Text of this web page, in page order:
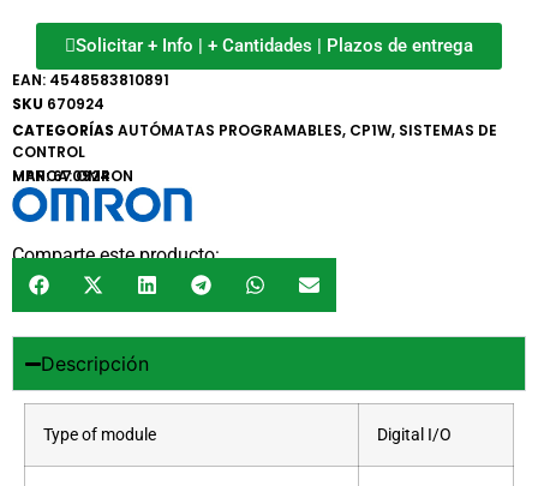
Solicitar + Info | + Cantidades | Plazos de entrega
EAN: 4548583810891
SKU 670924
CATEGORÍAS AUTÓMATAS PROGRAMABLES, CP1W, SISTEMAS DE
CONTROL
MARCA:OMRON
MPN: 670924
Comparte este producto:
Descripción
Type of module Digital I/O